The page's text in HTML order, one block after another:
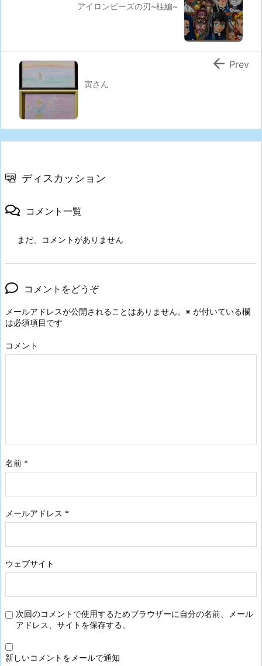
アイロンビーズの刃~柱編~
寅さん
 Prev
ディスカッション
コメント一覧
まだ、コメントがありません
コメントをどうぞ
メールアドレスが公開されることはありません。 ※ が付いている欄
は必須項目です
コメント
名前 *
メールアドレス *
ウェブサイト
次回のコメントで使用するためブラウザーに自分の名前、メール
アドレス、サイトを保存する。
新しいコメントをメールで通知